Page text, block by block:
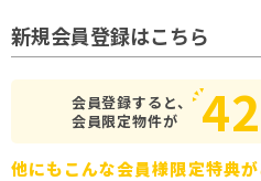
新規会員登録はこちら
会員登録すると、
会員限定物件が
他にもこんな会員様限定特典が